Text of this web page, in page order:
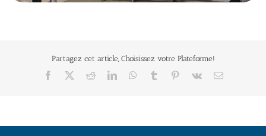
Partagez cet article, Choisissez votre Plateforme!
Facebook RedditLinkedInWhatsApp
Tumblr Pinterest
Vk Email